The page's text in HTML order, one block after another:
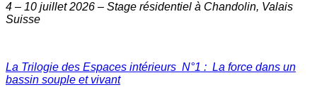
4 – 10 juillet 2026 – Stage résidentiel à Chandolin, Valais
Suisse
La Trilogie des Espaces intérieurs N°1 : La force dans un
bassin souple et vivant